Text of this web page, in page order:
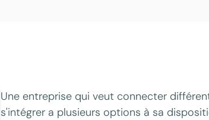
Une entreprise qui veut connecter
s'intégrer a plusieurs options à sa